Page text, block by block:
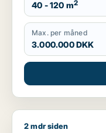
40 - 120 m2
Max. per måned
3.000.000 DKK
Katrine søger butik
2 mdr siden